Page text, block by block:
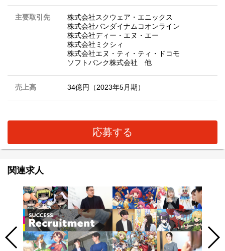
主要取引先
株式会社スクウェア・エニックス
株式会社バンダイナムコオンライン
株式会社ディー・エヌ・エー
株式会社ミクシィ
株式会社エヌ・ティ・ティ・ドコモ
ソフトバンク株式会社 他
売上高 34億円（2023年5月期）
応募する
関連求人